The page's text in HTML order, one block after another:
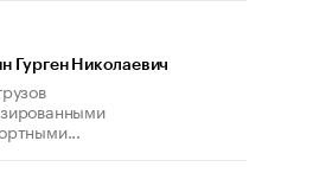
Гурген Николаевич